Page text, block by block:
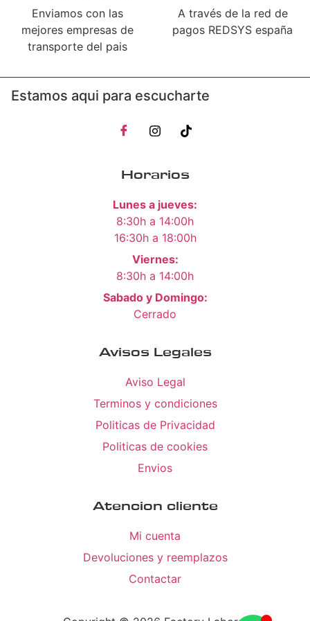
Enviamos con las
mejores empresas de
transporte del pais
A través de la red de
pagos REDSYS españa
Estamos aqui para escucharte
Horarios
Lunes a jueves:
8:30h a 14:00h
16:30h a 18:00h
Viernes:
8:30h a 14:00h
Sabado y Domingo:
Cerrado
Avisos Legales
Aviso Legal
Terminos y condiciones
Politicas de Privacidad
Politicas de cookies
Envios
Atencion cliente
Mi cuenta
Devoluciones y reemplazos
Contactar